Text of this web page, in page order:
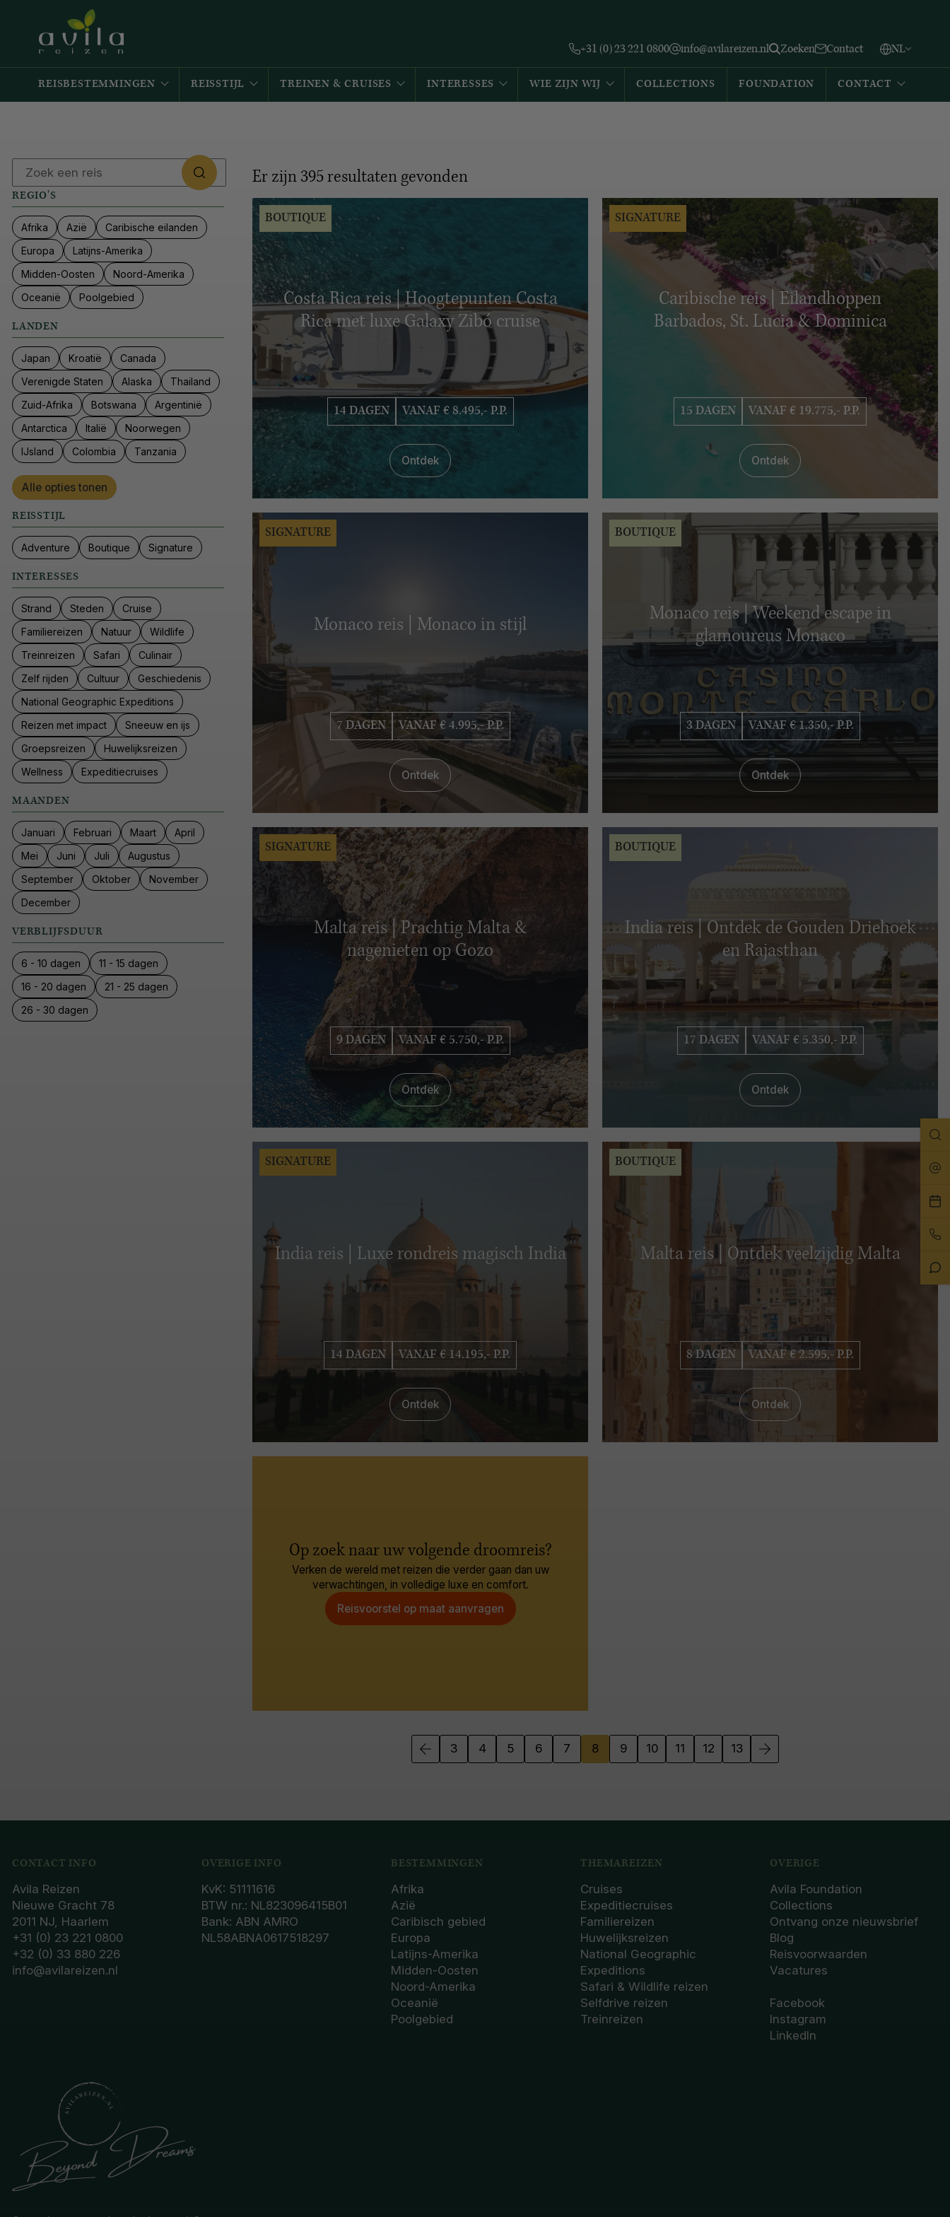
+31 (0) 23 221 0800 info@avilareizen.nl Zoeken Contact NL
Español
REISBESTEMMINGEN REISSTIJL TREINEN & CRUISES INTERESSES WIE ZIJN WIJ COLLECTIONS FOUNDATION CONTACT
Bel
REGIO'S
Afrika Azië
Caribische eilanden
Europa
Latijns-Amerika
Midden-Oosten
Noord-Amerika
Oceanië
Poolgebied
LANDEN
Japan Kroatië
Canada
Verenigde Staten
Alaska
Thailand
Zuid-Afrika
Botswana
Argentinië
Antarctica
Italië
Noorwegen
IJsland
Colombia Tanzania
Alle opties tonen
REISSTIJL
Adventure Boutique Signature
INTERESSES
Strand Steden
Cruise
Familiereizen
Natuur
Wildlife
Treinreizen
Safari
Culinair
Zelf rijden
Cultuur
Geschiedenis
National Geographic Expeditions
Reizen met impact
Sneeuw en ijs
Groepsreizen
Huwelijksreizen
Wellness
Expeditiecruises
MAANDEN
Januari Februari Maart
April
Mei
Juni Juli
Augustus
September
Oktober
November
December
VERBLIJFSDUUR
6 - 10 dagen
11 - 15 dagen
16 - 20 dagen
21 - 25 dagen
26 - 30 dagen
Er zijn 395resultaten gevonden
Costa Rica reis | Hoogtepunten Costa
Rica met luxe Galaxy Zibó cruise
14 DAGEN VANAF € 8.495,- P.P.
Ontdek
BOUTIQUE
Caribische reis | Eilandhoppen
Barbados, St. Lucia & Dominica
15 DAGEN VANAF € 19.775,- P.P.
Ontdek
SIGNATURE
Monaco reis | Monaco in stijl
7 DAGEN VANAF € 4.995,- P.P.
Ontdek
SIGNATURE
Monaco reis | Weekend escape in
glamoureus Monaco
3 DAGEN VANAF € 1.350,- P.P.
Ontdek
BOUTIQUE
Malta reis | Prachtig Malta &
nagenieten op Gozo
9 DAGEN VANAF € 5.750,- P.P.
Ontdek
SIGNATURE
India reis | Ontdek de Gouden Driehoek
en Rajasthan
17 DAGEN VANAF € 5.350,- P.P.
Ontdek
BOUTIQUE
India reis | Luxe rondreis magisch India
14 DAGEN VANAF € 14.195,- P.P.
Ontdek
SIGNATURE
Malta reis | Ontdek veelzijdig Malta
8 DAGEN VANAF € 2.595,- P.P.
Ontdek
BOUTIQUE
Op zoek naar uw volgende droomreis?
Verken de wereld met reizen die verder gaan dan uw
verwachtingen, in volledige luxe en comfort.
Reisvoorstel op maat aanvragen
3 4 5 6 7 8 9 10 11 12 13
CONTACT INFO
Avila Reizen
Nieuwe Gracht 78
2011 NJ, Haarlem
+31 (0) 23 221 0800
+32 (0) 33 880 226
info@avilareizen.nl
OVERIGE INFO
KvK: 51111616
BTW nr.: NL823096415B01
Bank: ABN AMRO
NL58ABNA0617518297
BESTEMMINGEN
Afrika
Azië
Caribisch gebied
Europa
Latijns-Amerika
Midden-Oosten
Noord-Amerika
Oceanië
Poolgebied
THEMAREIZEN
Cruises
Expeditiecruises
Familiereizen
Huwelijksreizen
National Geographic
Expeditions
Safari & Wildlife reizen
Selfdrive reizen
Treinreizen
OVERIGE
Avila Foundation
Collections
Ontvang onze nieuwsbrief
Blog
Reisvoorwaarden
Vacatures
Facebook
Instagram
LinkedIn